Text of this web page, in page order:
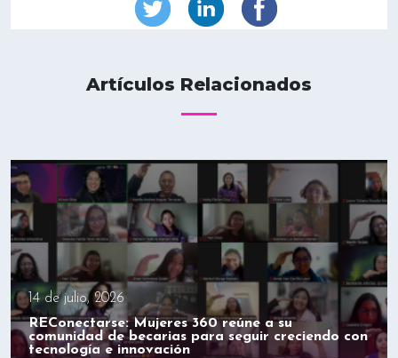
Artículos Relacionados
14 de julio, 2026
REConectarse: Mujeres 360 reúne a su
comunidad de becarias para seguir creciendo con
tecnología e innovación